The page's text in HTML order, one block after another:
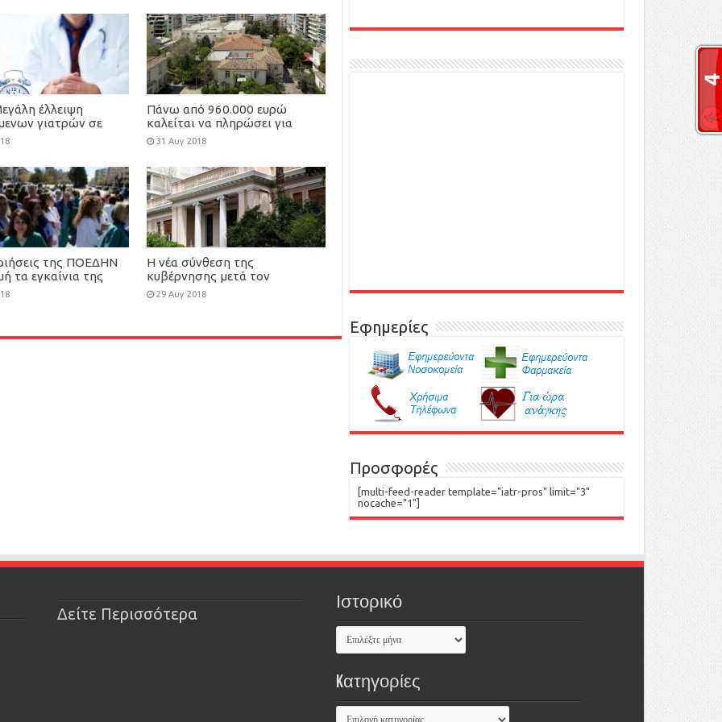
έλλειψη
γιατρών σε
Πάνω από 960.000 ευρώ
καλείται να πληρώσει για
ΕΝΦΙΑ, το Άσυλο Ανιάτων
31 Αυγ 2018
της ΠΟΕΔΗΝ
τα εγκαίνια της
Η νέα σύνθεση της
κυβέρνησης μετά τον
ανασχηματισμό.
29 Αυγ 2018
Εφημερίες
Προσφορές
[multi-feed-reader template="iatr-pros" limit="3"
nocache="1"]
Δείτε Περισσότερα
Ιστορικό
Kατηγορίες